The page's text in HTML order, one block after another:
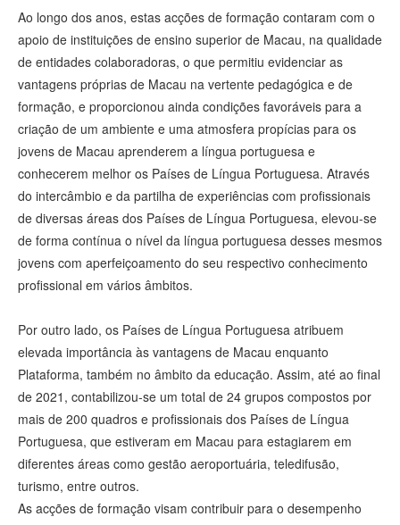
Ao longo dos anos, estas acções de formação contaram com o
apoio de instituições de ensino superior de Macau, na qualidade
de entidades colaboradoras, o que permitiu evidenciar as
vantagens próprias de Macau na vertente pedagógica e de
formação, e proporcionou ainda condições favoráveis para a
criação de um ambiente e uma atmosfera propícias para os
jovens de Macau aprenderem a língua portuguesa e
conhecerem melhor os Países de Língua Portuguesa. Através
do intercâmbio e da partilha de experiências com profissionais
de diversas áreas dos Países de Língua Portuguesa, elevou-se
de forma contínua o nível da língua portuguesa desses mesmos
jovens com aperfeiçoamento do seu respectivo conhecimento
profissional em vários âmbitos.
Por outro lado, os Países de Língua Portuguesa atribuem
elevada importância às vantagens de Macau enquanto
Plataforma, também no âmbito da educação. Assim, até ao final
de 2021, contabilizou-se um total de 24 grupos compostos por
mais de 200 quadros e profissionais dos Países de Língua
Portuguesa, que estiveram em Macau para estagiarem em
diferentes áreas como gestão aeroportuária, teledifusão,
turismo, entre outros.
As acções de formação visam contribuir para o desempenho